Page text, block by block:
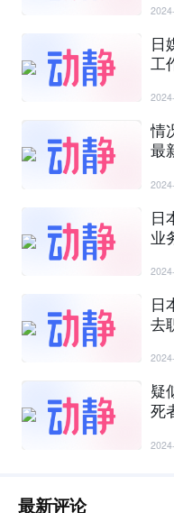
日
工
情
最
日
业
日
去
疑
死
最新评论